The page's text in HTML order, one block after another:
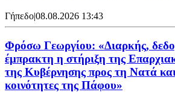
Γήπεδο|08.08.2026 13:43
Φρόσω Γεωργίου: «Διαρκής,
έμπρακτη η στήριξη της
της Κυβέρνησης προς τη Νατά και
κοινότητες της Πάφου»